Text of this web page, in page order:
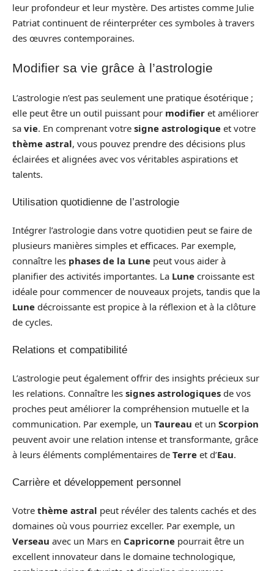
leur profondeur et leur mystère. Des artistes comme Julie
Patriat continuent de réinterpréter ces symboles à travers
des œuvres contemporaines.
Modifier sa vie grâce à l’astrologie
L’astrologie n’est pas seulement une pratique ésotérique ;
elle peut être un outil puissant pour modifier et améliorer
sa vie. En comprenant votre signe astrologique et votre
thème astral, vous pouvez prendre des décisions plus
éclairées et alignées avec vos véritables aspirations et
talents.
Utilisation quotidienne de l’astrologie
Intégrer l’astrologie dans votre quotidien peut se faire de
plusieurs manières simples et efficaces. Par exemple,
connaître les phases de la Lune peut vous aider à
planifier des activités importantes. La Lune croissante est
idéale pour commencer de nouveaux projets, tandis que la
Lune décroissante est propice à la réflexion et à la clôture
de cycles.
Relations et compatibilité
L’astrologie peut également offrir des insights précieux sur
les relations. Connaître les signes astrologiques de vos
proches peut améliorer la compréhension mutuelle et la
communication. Par exemple, un Taureau et un Scorpion
peuvent avoir une relation intense et transformante, grâce
à leurs éléments complémentaires de Terre et d’Eau.
Carrière et développement personnel
Votre thème astral peut révéler des talents cachés et des
domaines où vous pourriez exceller. Par exemple, un
Verseau avec un Mars en Capricorne pourrait être un
excellent innovateur dans le domaine technologique,